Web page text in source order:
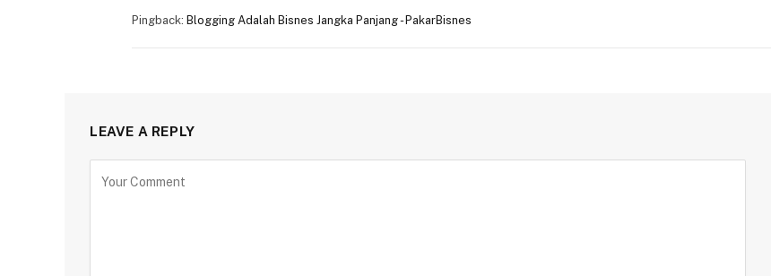
Pingback: Blogging Adalah Bisnes Jangka Panjang - PakarBisnes
LEAVE A REPLY